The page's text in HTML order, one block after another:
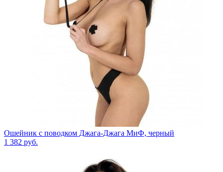
Ошейник с поводком Джага-Джага МиФ, черный
1 382 руб.